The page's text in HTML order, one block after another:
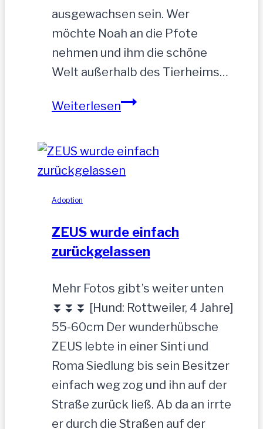
ausgewachsen sein. Wer
möchte Noah an die Pfote
nehmen und ihm die schöne
Welt außerhalb des Tierheims…
WeiterlesenNOAH-
Rüde,
35
Adoption
ZEUS wurde einfach
zurückgelassen
Mehr Fotos gibt’s weiter unten
⏬⏬⏬ [Hund: Rottweiler, 4 Jahre]
55-60cm Der wunderhübsche
ZEUS lebte in einer Sinti und
Roma Siedlung bis sein Besitzer
einfach weg zog und ihn auf der
Straße zurück ließ. Ab da an irrte
er durch die Straßen auf der